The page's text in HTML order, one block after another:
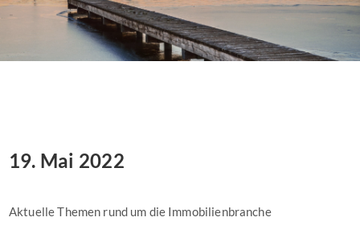
19. Mai 2022
Aktuelle Themen rund um die Immobilienbranche